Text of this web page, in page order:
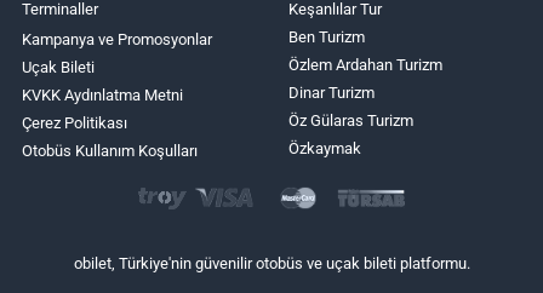
Terminaller
Kampanya ve Promosyonlar
Uçak Bileti
KVKK Aydınlatma Metni
Çerez Politikası
Otobüs Kullanım Koşulları
Keşanlılar Tur
Ben Turizm
Özlem Ardahan Turizm
Dinar Turizm
Öz Gülaras Turizm
Özkaymak
obilet, Türkiye'nin güvenilir otobüs ve uçak bileti platformu.